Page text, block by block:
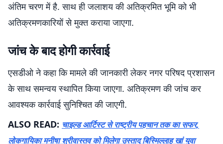
अंतिम चरण में है. साथ ही जलाशय की अतिक्रमित भूमि को भी
अतिक्रमणकारियों से मुक्त कराया जाएगा.
जांच के बाद होगी कार्रवाई
एसडीओ ने कहा कि मामले की जानकारी लेकर नगर परिषद प्रशासन
के साथ समन्वय स्थापित किया जाएगा. अतिक्रमण की जांच कर
आवश्यक कार्रवाई सुनिश्चित की जाएगी.
ALSO READ: चाइल्ड आर्टिस्ट से राष्ट्रीय पहचान तक का सफर,
लोकगायिका मनीषा श्रीवास्तव को मिलेगा उस्ताद बिस्मिल्लाह खां युवा